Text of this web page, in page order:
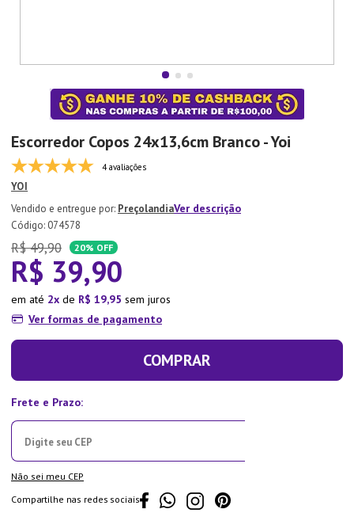
Escorredor Copos 24x13,6cm Branco - Yoi
4 avaliações
YOI
PreçolandiaVer descrição
: 074578
R$ 49,90 20% OFF
R$ 39,90
em até 2 de R$ 19,95 sem juros
Ver formas de pagamento
COMPRAR
Não sei meu CEP
Compartilhe nas redes sociais
7º
Xicara
Tapete
Aparelho Jantar
10º Lixeira